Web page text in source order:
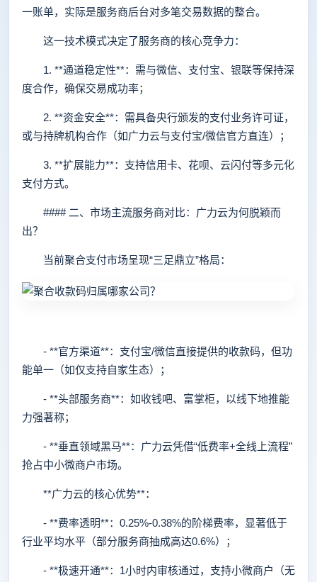
一账单，实际是服务商后台对多笔交易数据的整合。
这一技术模式决定了服务商的核心竞争力：
1. **通道稳定性**：需与微信、支付宝、银联等保持深
度合作，确保交易成功率；
2. **资金安全**：需具备央行颁发的支付业务许可证，
或与持牌机构合作（如广力云与支付宝/微信官方直连）；
3. **扩展能力**：支持信用卡、花呗、云闪付等多元化
支付方式。
#### 二、市场主流服务商对比：广力云为何脱颖而
出？
当前聚合支付市场呈现“三足鼎立”格局：
- **官方渠道**：支付宝/微信直接提供的收款码，但功
能单一（如仅支持自家生态）；
- **头部服务商**：如收钱吧、富掌柜，以线下地推能
力强著称；
- **垂直领域黑马**：广力云凭借“低费率+全线上流程”
抢占中小微商户市场。
**广力云的核心优势**：
- **费率透明**：0.25%-0.38%的阶梯费率，显著低于
行业平均水平（部分服务商抽成高达0.6%）；
- **极速开通**：1小时内审核通过，支持小微商户（无